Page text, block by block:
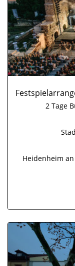
2 Tage
Heidenheim